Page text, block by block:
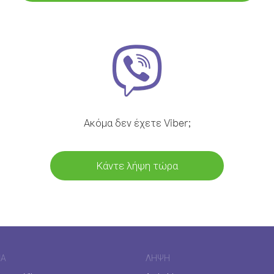
Ακόμα δεν έχετε Viber;
Κάντε λήψη τώρα
ΛΉΨΗ